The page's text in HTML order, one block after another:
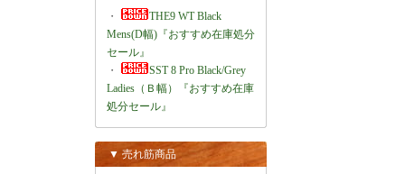
・
THE9 WT Black
Mens(D幅)『おすすめ在庫処分
セール』
・
SST 8 Pro Black/Grey
Ladies（Ｂ幅）『おすすめ在庫
処分セール』
▼ 売れ筋商品